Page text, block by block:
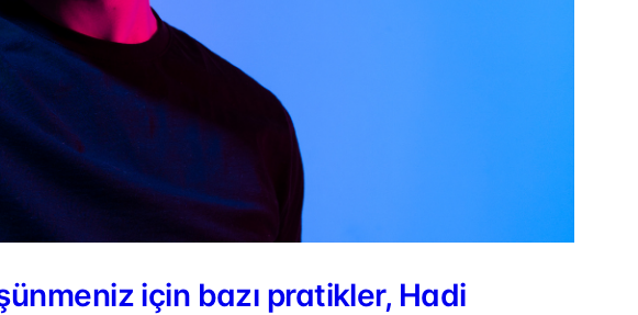
için bazı pratikler, Hadi